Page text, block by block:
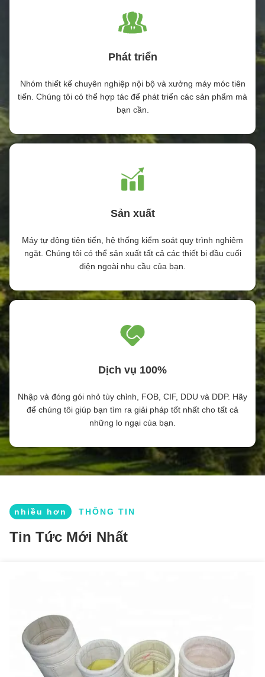
Phát triển
Nhóm thiết kế chuyên nghiệp nội bộ và xưởng máy móc tiên
tiến. Chúng tôi có thể hợp tác để phát triển các sản phẩm mà
bạn cần.
Sản xuất
Máy tự động tiên tiến, hệ thống kiểm soát quy trình nghiêm
ngặt. Chúng tôi có thể sản xuất tất cả các thiết bị đầu cuối
điện ngoài nhu cầu của bạn.
Dịch vụ 100%
Nhập và đóng gói nhỏ tùy chỉnh, FOB, CIF, DDU và DDP. Hãy
để chúng tôi giúp bạn tìm ra giải pháp tốt nhất cho tất cả
những lo ngại của bạn.
nhiều hơn THÔNG TIN
Tin Tức Mới Nhất